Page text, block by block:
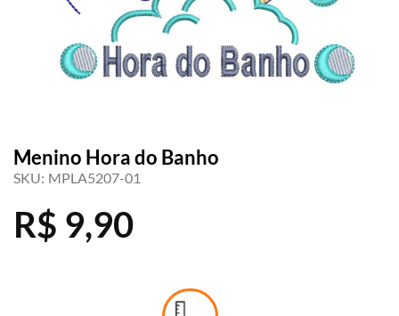
Menino Hora do Banho
SKU: MPLA5207-01
R$ 9,90